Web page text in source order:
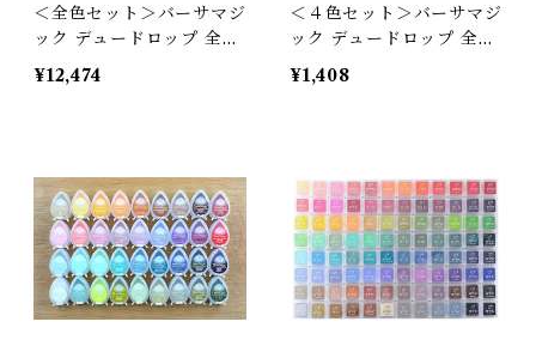
＜全色セット＞バーサマジ
ック デュードロップ 全36
色｜ツキネコ［お得 パス
テルカラー豊富 水性チョ
¥12,474
＜４色セット＞バーサマジ
ック デュードロップ 全36
色｜ツキネコ［ちょっとお
得 パステルカラー豊富 水
¥1,408